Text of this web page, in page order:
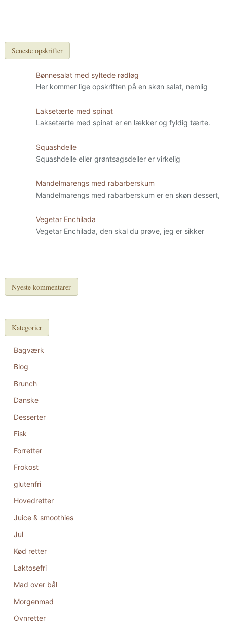
Seneste opskrifter
Bønnesalat med syltede rødløg
Her kommer lige opskriften på en skøn salat, nemlig
Laksetærte med spinat
Laksetærte med spinat er en lækker og fyldig tærte.
Squashdelle
Squashdelle eller grøntsagsdeller er virkelig
Mandelmarengs med rabarberskum
Mandelmarengs med rabarberskum er en skøn dessert,
Vegetar Enchilada
Vegetar Enchilada, den skal du prøve, jeg er sikker
Nyeste kommentarer
Kategorier
Bagværk
Blog
Brunch
Danske
Desserter
Fisk
Forretter
Frokost
glutenfri
Hovedretter
Juice & smoothies
Jul
Kød retter
Laktosefri
Mad over bål
Morgenmad
Ovnretter